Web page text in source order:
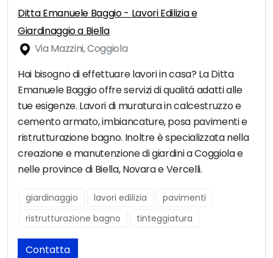
Ditta Emanuele Baggio - Lavori Edilizia e
Giardinaggio a Biella
Via Mazzini, Coggiola
Hai bisogno di effettuare lavori in casa? La Ditta
Emanuele Baggio offre servizi di qualitá adatti alle
tue esigenze. Lavori di muratura in calcestruzzo e
cemento armato, imbiancature, posa pavimenti e
ristrutturazione bagno. Inoltre è specializzata nella
creazione e manutenzione di giardini a Coggiola e
nelle province di Biella, Novara e Vercelli.
giardinaggio lavori edilizia
pavimenti
ristrutturazione bagno
tinteggiatura
Contatta